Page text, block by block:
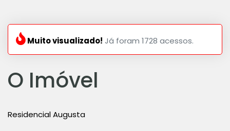
Muito visualizado! Já foram 1728 acessos.
O Imóvel
Residencial Augusta